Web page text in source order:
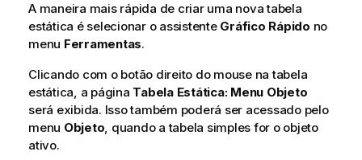
A maneira mais rápida de criar uma nova tabela
estática é selecionar o assistente Gráfico Rápido no
menu Ferramentas.
Clicando com o botão direito do mouse na tabela
estática, a página Tabela Estática: Menu Objeto
será exibida. Isso também poderá ser acessado pelo
menu Objeto, quando a tabela simples for o objeto
ativo.